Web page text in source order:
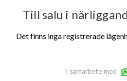
Till salu i
Det finns inga registrerade
I samarbete med